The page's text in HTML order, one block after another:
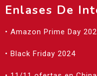
Enlases De
• Amazon Prime Day
• Black Friday 2024